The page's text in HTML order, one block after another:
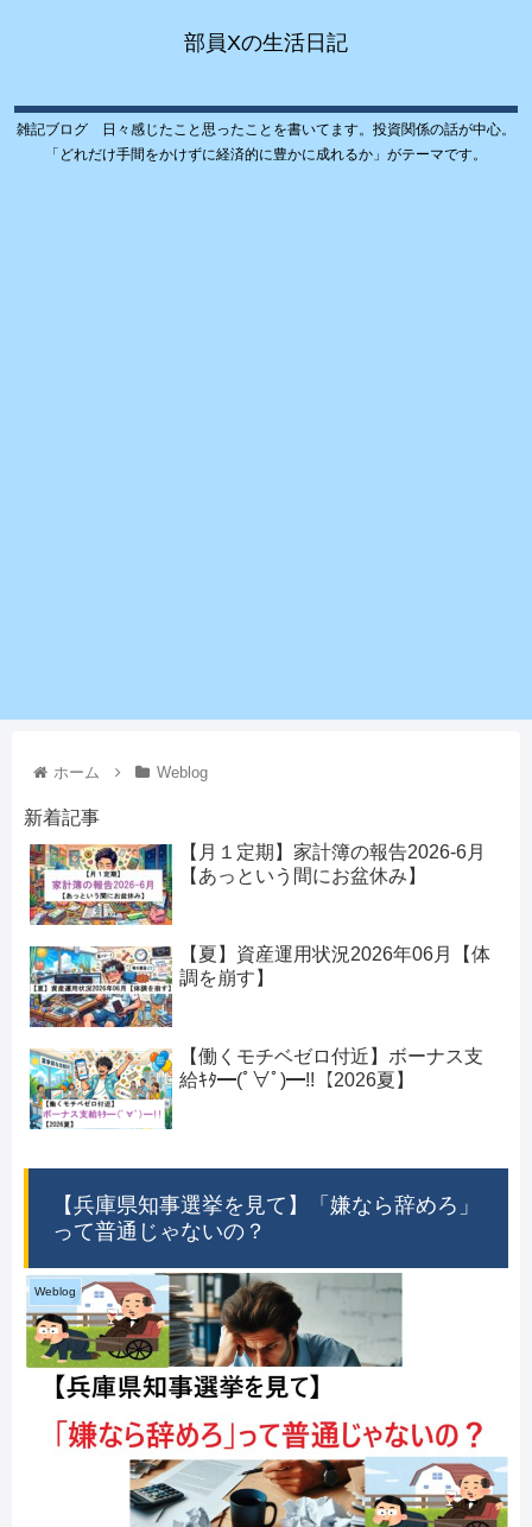
部員Xの生活日記
雑記ブログ 日々感じたこと思ったことを書いてます。投資関係の話が中心。
「どれだけ手間をかけずに経済的に豊かに成れるか」がテーマです。
ホーム Weblog
新着記事
【月１定期】家計簿の報告2026-6月
【あっという間にお盆休み】
【夏】資産運用状況2026年06月【体
調を崩す】
【働くモチベゼロ付近】ボーナス支
給ｷﾀ━(ﾟ∀ﾟ)━!!【2026夏】
【兵庫県知事選挙を見て】「嫌なら辞めろ」
って普通じゃないの？
Weblog